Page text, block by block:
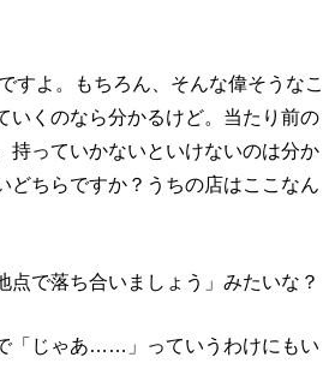
よ。もちろん、そんな偉そうなこ
いくのなら分かるけど。当たり前の
持っていかないといけないのは分か
ちらですか？うちの店はここなん
で落ち合いましょう」みたいな？
「じゃあ……」っていうわけにもい